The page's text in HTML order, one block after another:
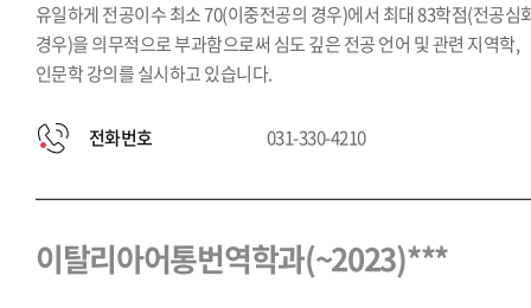
유일하게 전공이수 최소 70(이중전공의 경우)에서 최대 83학점(전공심
경우)을 의무적으로 부과함으로써 심도 깊은 전공 언어 및 관련 지역학,
인문학 강의를 실시하고 있습니다.
전화번호 031-330-4210
이탈리아어통번역학과(~2023)***